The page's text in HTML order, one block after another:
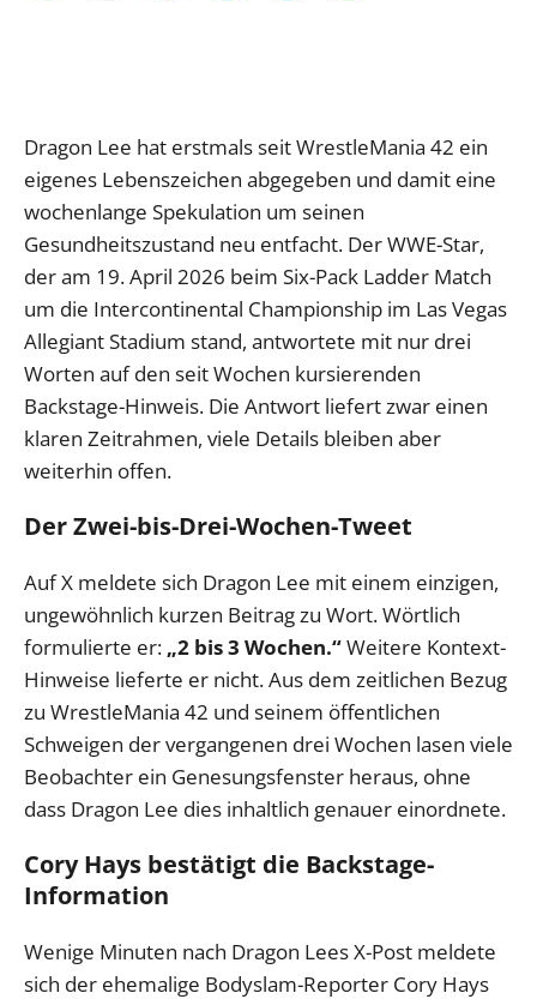
Dragon Lee hat erstmals seit WrestleMania 42 ein
eigenes Lebenszeichen abgegeben und damit eine
wochenlange Spekulation um seinen
Gesundheitszustand neu entfacht. Der WWE-Star,
der am 19. April 2026 beim Six-Pack Ladder Match
um die Intercontinental Championship im Las Vegas
Allegiant Stadium stand, antwortete mit nur drei
Worten auf den seit Wochen kursierenden
Backstage-Hinweis. Die Antwort liefert zwar einen
klaren Zeitrahmen, viele Details bleiben aber
weiterhin offen.
Der Zwei-bis-Drei-Wochen-Tweet
Auf X meldete sich Dragon Lee mit einem einzigen,
ungewöhnlich kurzen Beitrag zu Wort. Wörtlich
formulierte er: „2 bis 3 Wochen.“Weitere Kontext-
Hinweise lieferte er nicht. Aus dem zeitlichen Bezug
zu WrestleMania 42 und seinem öffentlichen
Schweigen der vergangenen drei Wochen lasen viele
Beobachter ein Genesungsfenster heraus, ohne
dass Dragon Lee dies inhaltlich genauer einordnete.
Cory Hays bestätigt die Backstage-
Information
Wenige Minuten nach Dragon Lees X-Post meldete
sich der ehemalige Bodyslam-Reporter Cory Hays